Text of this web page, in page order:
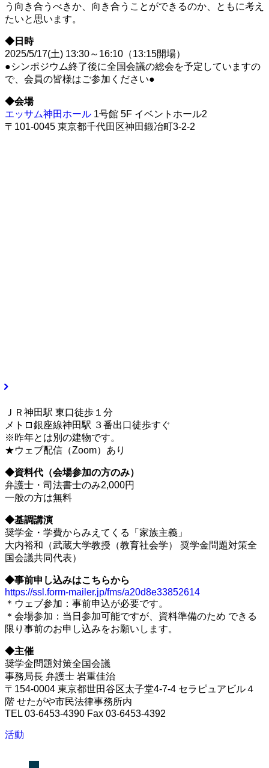
う向き合うべきか、向き合うことができるのか、ともに考え
たいと思います。
◆日時
2025/5/17(土) 13:30～16:10（13:15開場）
●シンポジウム終了後に全国会議の総会を予定していますの
で、会員の皆様はご参加ください●
◆会場
エッサム神田ホール 1号館 5F イベントホール2
〒101-0045 東京都千代田区神田鍛冶町3-2-2
ＪＲ神田駅 東口徒歩１分
メトロ銀座線神田駅 ３番出口徒歩すぐ
※昨年とは別の建物です。
★ウェブ配信（Zoom）あり
◆資料代（会場参加の方のみ）
弁護士・司法書士のみ2,000円
一般の方は無料
◆基調講演
奨学金・学費からみえてくる「家族主義」
大内裕和（武蔵大学教授（教育社会学） 奨学金問題対策全
国会議共同代表）
◆事前申し込みはこちらから
https://ssl.form-mailer.jp/fms/a20d8e33852614
＊ウェブ参加：事前申込が必要です。
＊会場参加：当日参加可能ですが、資料準備のため できる
限り事前のお申し込みをお願いします。
◆主催
奨学金問題対策全国会議
事務局長 弁護士 岩重佳治
〒154-0004 東京都世田谷区太子堂4-7-4 セラピュアビル４
階 せたがや市民法律事務所内
TEL 03-6453-4390 Fax 03-6453-4392
活動